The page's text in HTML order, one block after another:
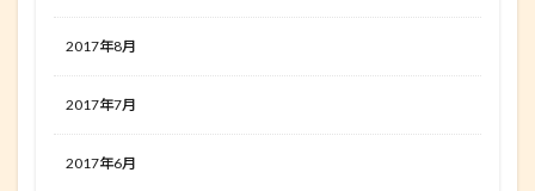
2017年8月
2017年7月
2017年6月